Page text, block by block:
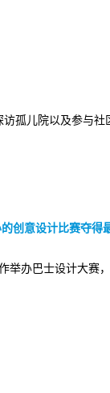
孤儿院以及参与社
创意设计比赛夺得
举办巴士设计大赛